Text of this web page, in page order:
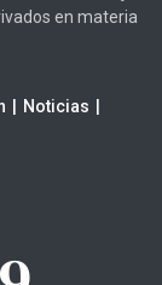
en materia
Noticias